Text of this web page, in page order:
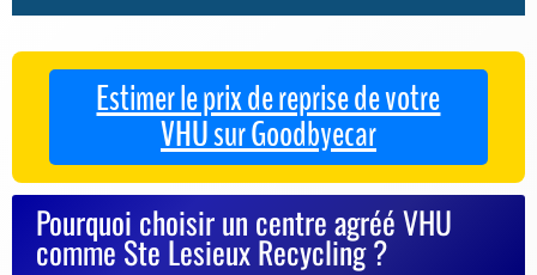
Estimer le prix de reprise de votre
VHU sur Goodbyecar
Pourquoi choisir un centre agréé VHU
comme Ste Lesieux Recycling ?